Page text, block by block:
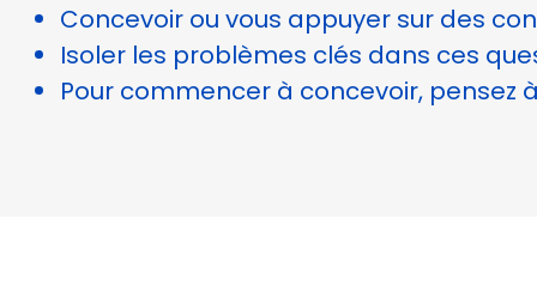
Concevoir ou vous appuyer sur des
Isoler les problèmes clés dans ces
Pour commencer à concevoir, pensez